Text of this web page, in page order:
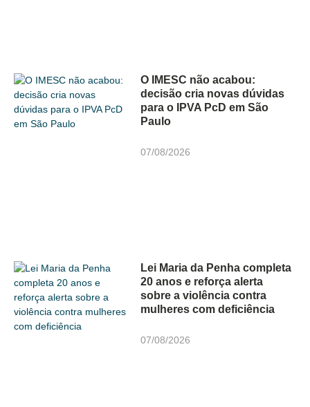
O IMESC não acabou:
decisão cria novas dúvidas
para o IPVA PcD em São
Paulo
07/08/2026
Lei Maria da Penha completa
20 anos e reforça alerta
sobre a violência contra
mulheres com deficiência
07/08/2026